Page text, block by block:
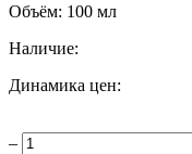
Объём: 100 мл
Наличие:
Динамика цен:
–